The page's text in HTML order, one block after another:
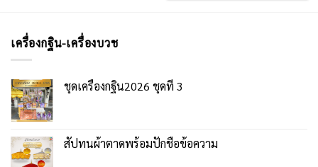
เครื่องกฐิน-เครื่องบวช
ชุดเครื่องกฐิน2026 ชุดที่ 3
สัปทนผ้าตาดพร้อมปักชื่อข้อความ